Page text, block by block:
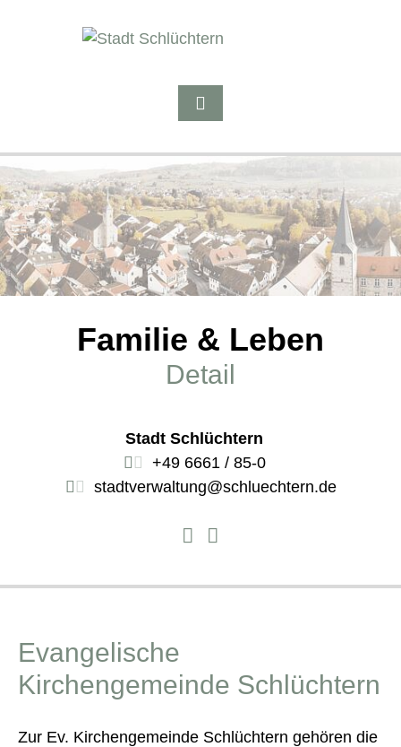
Familie & Leben
Detail
Stadt Schlüchtern
+49 6661 / 85-0
stadtverwaltung@schluechtern.de
Evangelische
Kirchengemeinde Schlüchtern
Zur Ev. Kirchengemeinde Schlüchtern gehören die